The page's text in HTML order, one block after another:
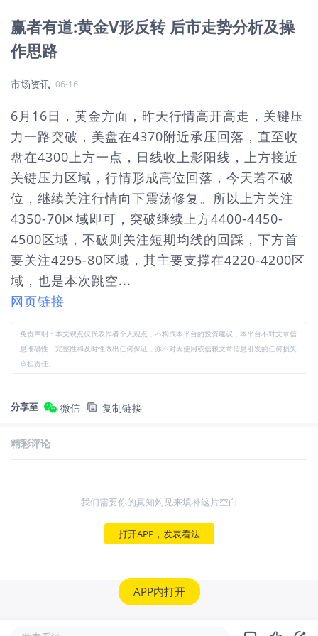
赢者有道:黄金V形反转 后市走势分析及操
作思路
市场资讯 06-16
6月16日，黄金方面，昨天行情高开高走，关键压
力一路突破，美盘在4370附近承压回落，直至收
盘在4300上方一点，日线收上影阳线，上方接近
关键压力区域，行情形成高位回落，今天若不破
位，继续关注行情向下震荡修复。所以上方关注
4350-70区域即可，突破继续上方4400-4450-
4500区域，不破则关注短期均线的回踩，下方首
要关注4295-80区域，其主要支撑在4220-4200区
域，也是本次跳空...
网页链接
免责声明：本文观点仅代表作者个人观点，不构成本平台的投资建议，本平台不对文章信
息准确性、完整性和及时性做出任何保证，亦不对因使用或信赖文章信息引发的任何损失
承担责任。
分享至 微信 复制链接
精彩评论
我们需要你的真知灼见来填补这片空白
打开APP，发表看法
APP内打开